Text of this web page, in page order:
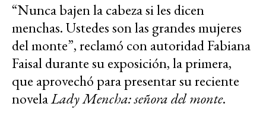
“Nunca bajen la cabeza si les dicen
menchas. Ustedes son las grandes mujeres
del monte”, reclamó con autoridad Fabiana
Faisal durante su exposición, la primera,
que aprovechó para presentar su reciente
novelaLady Mencha: señora del monte.